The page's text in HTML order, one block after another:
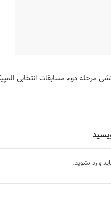
مرحله دوم مسابقات انتخابی
وارد بشوید.